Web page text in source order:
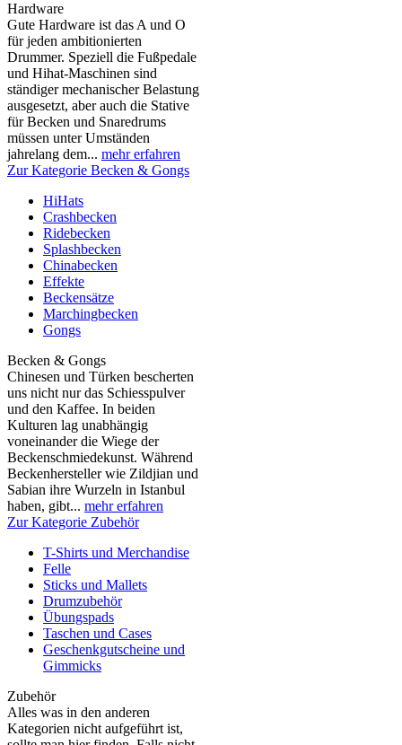
Hardware
Gute Hardware ist das A und O
für jeden ambitionierten
Drummer. Speziell die Fußpedale
und Hihat-Maschinen sind
ständiger mechanischer Belastung
ausgesetzt, aber auch die Stative
für Becken und Snaredrums
müssen unter Umständen
jahrelang dem... mehr erfahren
Zur Kategorie Becken & Gongs
HiHats
Crashbecken
Ridebecken
Splashbecken
Chinabecken
Effekte
Beckensätze
Marchingbecken
Gongs
Becken & Gongs
Chinesen und Türken bescherten
uns nicht nur das Schiesspulver
und den Kaffee. In beiden
Kulturen lag unabhängig
voneinander die Wiege der
Beckenschmiedekunst. Während
Beckenhersteller wie Zildjian und
Sabian ihre Wurzeln in Istanbul
haben, gibt... mehr erfahren
Zur Kategorie Zubehör
T-Shirts und Merchandise
Felle
Sticks und Mallets
Drumzubehör
Übungspads
Taschen und Cases
Geschenkgutscheine und
Gimmicks
Zubehör
Alles was in den anderen
Kategorien nicht aufgeführt ist,